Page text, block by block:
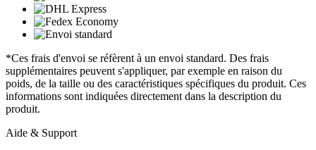
*Ces frais d'envoi se réfèrent à un envoi standard. Des frais
supplémentaires peuvent s'appliquer, par exemple en raison du
poids, de la taille ou des caractéristiques spécifiques du produit. Ces
informations sont indiquées directement dans la description du
produit.
Aide & Support